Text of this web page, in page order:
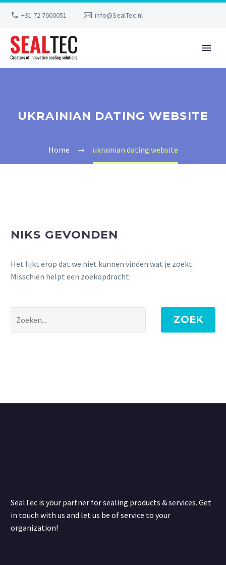
+31 72 7600051 info@SealTec.nl
UKRAINIAN DATING WEBSITE
Home ukrainian dating website
NIKS GEVONDEN
Het lijkt erop dat we niet kunnen vinden wat je zoekt.
Misschien helpt een zoekopdracht.
ZOEK
SealTec is your partner for sealing products & services. Get
in touch with us and let us be of service to your
organization!